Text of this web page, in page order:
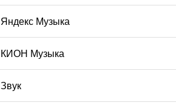
Яндекс Музыка
КИОН Музыка
Звук